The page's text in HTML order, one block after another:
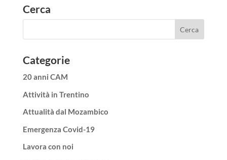
Cerca
Categorie
20 anni CAM
Attività in Trentino
Attualità dal Mozambico
Emergenza Covid-19
Lavora con noi